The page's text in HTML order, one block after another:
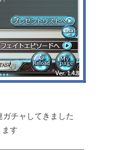
チャしてきました
す